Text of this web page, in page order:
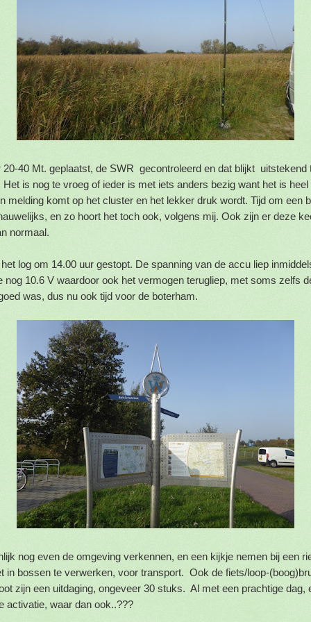
40 Mt. geplaatst, de SWR gecontroleerd en dat blijkt uitstekend
is nog te vroeg of ieder is met iets anders bezig want het is
melding komt op het cluster en het lekker druk wordt. Tijd om een
en zo hoort het toch ook, volgens mij. Ook zijn er deze
normaal.
log om 14.00 uur gestopt. De spanning van de accu liep
nog 10.6 V waardoor ook het vermogen terugliep, met soms zelfs
was, dus nu ook tijd voor de boterham.
nog even de omgeving verkennen, en een kijkje nemen bij een
in bossen te verwerken, voor transport. Ook de fiets/loop-
zijn een uitdaging, ongeveer 30 stuks. Al met een prachtige dag,
activatie, waar dan ook..???